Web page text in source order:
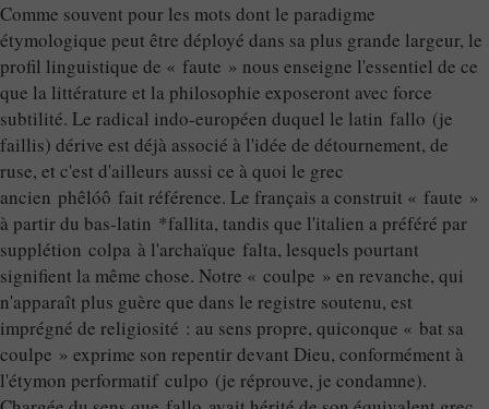
Comme souvent pour les mots dont le paradigme
étymologique peut être déployé dans sa plus grande largeur, le
profil linguistique de « faute » nous enseigne l'essentiel de ce
que la littérature et la philosophie exposeront avec force
subtilité. Le radical indo-européen duquel le latin fallo (je
faillis) dérive est déjà associé à l'idée de détournement, de
ruse, et c'est d'ailleurs aussi ce à quoi le grec
ancien phêlóô fait référence. Le français a construit « faute »
à partir du bas-latin *fallita, tandis que l'italien a préféré par
supplétion colpa à l'archaïque falta, lesquels pourtant
signifient la même chose. Notre « coulpe » en revanche, qui
n'apparaît plus guère que dans le registre soutenu, est
imprégné de religiosité : au sens propre, quiconque « bat sa
coulpe » exprime son repentir devant Dieu, conformément à
l'étymon performatif culpo (je réprouve, je condamne).